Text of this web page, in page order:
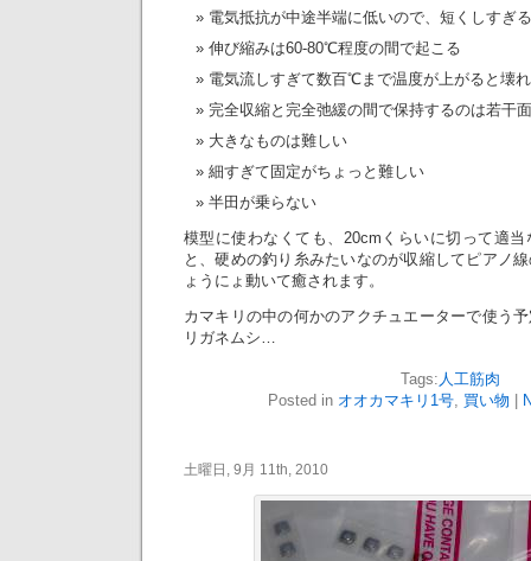
電気抵抗が中途半端に低いので、短くしすぎ
伸び縮みは60-80℃程度の間で起こる
電気流しすぎて数百℃まで温度が上がると壊
完全収縮と完全弛緩の間で保持するのは若干
大きなものは難しい
細すぎて固定がちょっと難しい
半田が乗らない
模型に使わなくても、20cmくらいに切って適
と、硬めの釣り糸みたいなのが収縮してピアノ
ょうにょ動いて癒されます。
カマキリの中の何かのアクチュエーターで使う
リガネムシ…
Tags: 人工筋肉
Posted in オオカマキリ1号, 買い物
土曜日, 9月 11th, 2010